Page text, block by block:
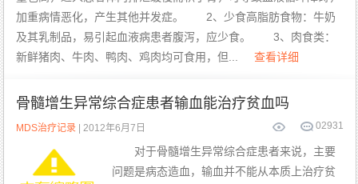
加重病情恶化，产生其他并发症。 2、少食高脂肪食物：牛奶
及其乳制品，易引起血液病患者腹泻，应少食。 3、肉食类：
新鲜猪肉、牛肉、鸭肉、鸡肉均可食用，但...
查看详细
骨髓增生异常综合症患者输血能治疗贫血吗
2931
0
MDS治疗记录 | 2012年6月7日
对于骨髓增生异常综合症患者来说，主要
问题是病态造血，输血并不能从本质上治疗贫